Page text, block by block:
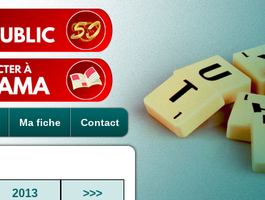
Ma fiche Contact
2013 >>>